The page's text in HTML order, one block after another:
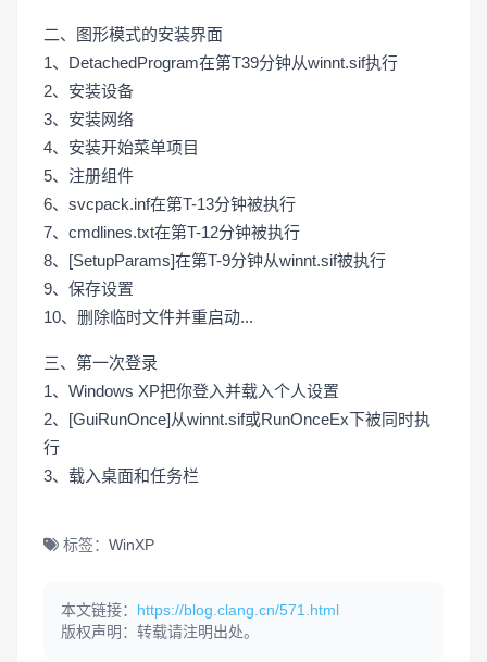
二、图形模式的安装界面
1、DetachedProgram在第T39分钟从winnt.sif执行
2、安装设备
3、安装网络
4、安装开始菜单项目
5、注册组件
6、svcpack.inf在第T-13分钟被执行
7、cmdlines.txt在第T-12分钟被执行
8、[SetupParams]在第T-9分钟从winnt.sif被执行
9、保存设置
10、删除临时文件并重启动...
三、第一次登录
1、Windows XP把你登入并载入个人设置
2、[GuiRunOnce]从winnt.sif或RunOnceEx下被同时执
行
3、载入桌面和任务栏
标签： WinXP
本文链接： https://blog.clang.cn/571.html
版权声明：转载请注明出处。